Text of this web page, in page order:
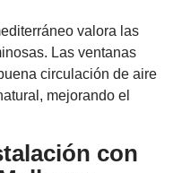
valora las
Las ventanas
circulación de aire
mejorando el
con